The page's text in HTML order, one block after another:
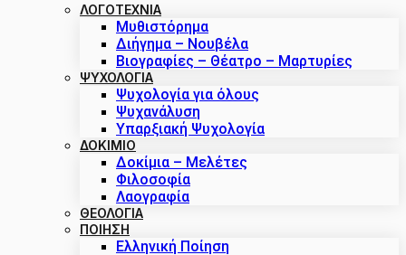
ΛΟΓΟΤΕΧΝΙΑ
Μυθιστόρημα
Διήγημα – Νουβέλα
Βιογραφίες – Θέατρο – Μαρτυρίες
ΨΥΧΟΛΟΓΙΑ
Ψυχολογία για όλους
Ψυχανάλυση
Υπαρξιακή Ψυχολογία
ΔΟΚΊΜΙΟ
Δοκίμια – Μελέτες
Φιλοσοφία
Λαογραφία
ΘΕΟΛΟΓΙΑ
ΠΟΙΗΣΗ
Ελληνική Ποίηση